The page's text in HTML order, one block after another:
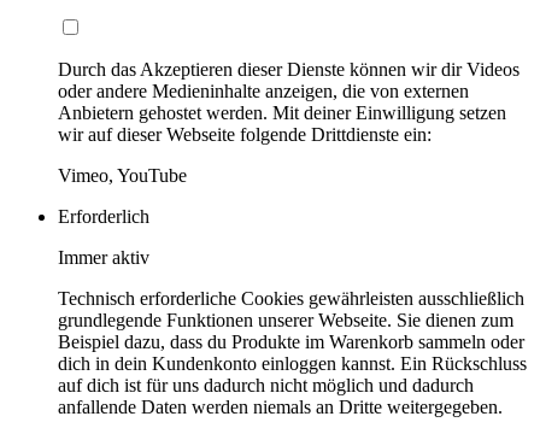
Durch das Akzeptieren dieser Dienste können wir dir Videos
oder andere Medieninhalte anzeigen, die von externen
Anbietern gehostet werden. Mit deiner Einwilligung setzen
wir auf dieser Webseite folgende Drittdienste ein:
Vimeo, YouTube
Erforderlich
Immer aktiv
Technisch erforderliche Cookies gewährleisten ausschließlich
grundlegende Funktionen unserer Webseite. Sie dienen zum
Beispiel dazu, dass du Produkte im Warenkorb sammeln oder
dich in dein Kundenkonto einloggen kannst. Ein Rückschluss
auf dich ist für uns dadurch nicht möglich und dadurch
anfallende Daten werden niemals an Dritte weitergegeben.